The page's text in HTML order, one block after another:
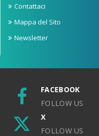
Contattaci
Mappa del Sito
Newsletter
FACEBOOK
FOLLOW US
X
FOLLOW US